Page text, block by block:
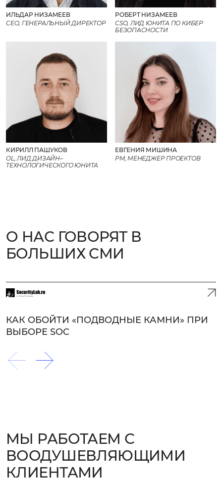
ИЛЬДАР НИЗАМЕЕВ
CEO, ГЕНЕРАЛЬНЫЙ ДИРЕКТОР
РОБЕРТ НИЗАМЕЕВ
CSO, ЛИД ЮНИТА ПО КИБЕР
БЕЗОПАСНОСТИ
КИРИЛЛ ПАШУКОВ
OL, ЛИД ДИЗАЙН–
ТЕХНОЛОГИЧЕСКОГО ЮНИТА
ЕВГЕНИЯ МИШИНА
PM, МЕНЕДЖЕР ПРОЕКТОВ
О НАС ГОВОРЯТ В
БОЛЬШИХ СМИ
КАК ОБОЙТИ «ПОДВОДНЫЕ КАМНИ» ПРИ
ВЫБОРЕ SOC
МЫ РАБОТАЕМ С
ВООДУШЕВЛЯЮЩИМИ
КЛИЕНТАМИ